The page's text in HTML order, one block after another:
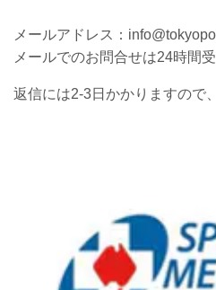
メールアドレス：
メールでのお問合せは24時間
返信には2-3日かかりますので